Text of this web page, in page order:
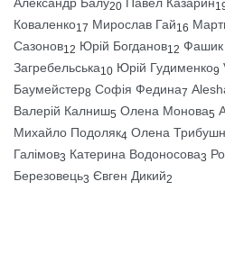
20
Коваленко17 Мирослав Гай16
Сазонов12 Юрій Богданов12 Фашик
Загребельська10 Юрій Гудименко9
Баумейстер8 Софія Федина7
Валерій Калниш5 Олена Монова5
Михайло Подоляк4 Олена
Галімов3 Катерина Водоносова3
Березовець3 Євген Дикий2